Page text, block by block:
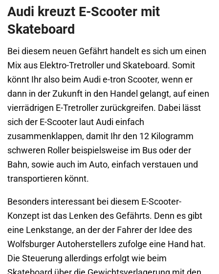
Audi kreuzt E-Scooter mit
Skateboard
Bei diesem neuen Gefährt handelt es sich um einen
Mix aus Elektro-Tretroller und Skateboard. Somit
könnt Ihr also beim Audi e-tron Scooter, wenn er
dann in der Zukunft in den Handel gelangt, auf einen
vierrädrigen E-Tretroller zurückgreifen. Dabei lässt
sich der E-Scooter laut Audi einfach
zusammenklappen, damit Ihr den 12 Kilogramm
schweren Roller beispielsweise im Bus oder der
Bahn, sowie auch im Auto, einfach verstauen und
transportieren könnt.
Besonders interessant bei diesem E-Scooter-
Konzept ist das Lenken des Gefährts. Denn es gibt
eine Lenkstange, an der der Fahrer der Idee des
Wolfsburger Autoherstellers zufolge eine Hand hat.
Die Steuerung allerdings erfolgt wie beim